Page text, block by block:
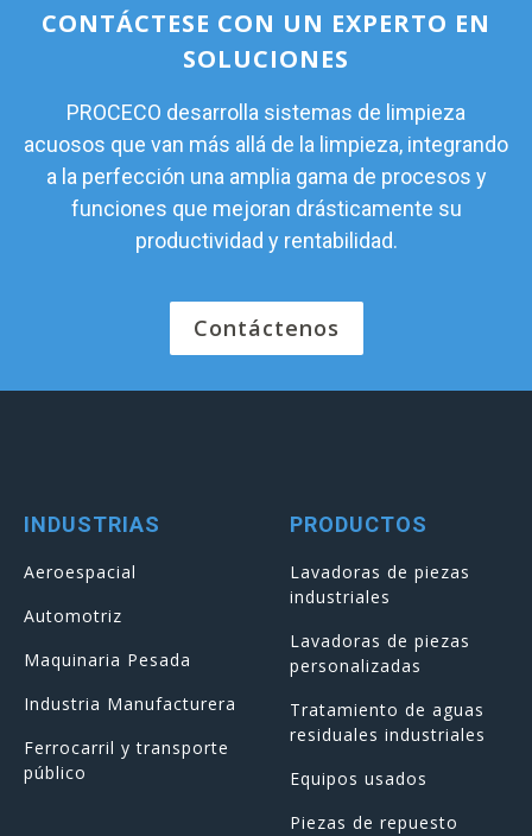
CONTÁCTESE CON UN EXPERTO EN
SOLUCIONES
PROCECO desarrolla sistemas de limpieza
acuosos que van más allá de la limpieza, integrando
a la perfección una amplia gama de procesos y
funciones que mejoran drásticamente su
productividad y rentabilidad.
Contáctenos
INDUSTRIAS
Aeroespacial
Automotriz
Maquinaria Pesada
Industria Manufacturera
Ferrocarril y transporte
público
PRODUCTOS
Lavadoras de piezas
industriales
Lavadoras de piezas
personalizadas
Tratamiento de aguas
residuales industriales
Equipos usados
Piezas de repuesto